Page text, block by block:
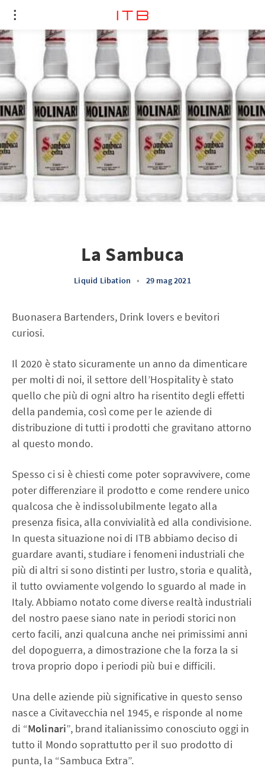
La Sambuca
Liquid Libation • 29 mag 2021
Buonasera Bartenders, Drink lovers e bevitori
curiosi.
Il 2020 è stato sicuramente un anno da dimenticare
per molti di noi, il settore dell’Hospitality è stato
quello che più di ogni altro ha risentito degli effetti
della pandemia, così come per le aziende di
distribuzione di tutti i prodotti che gravitano attorno
al questo mondo.
Spesso ci si è chiesti come poter sopravvivere, come
poter differenziare il prodotto e come rendere unico
qualcosa che è indissolubilmente legato alla
presenza fisica, alla convivialità ed alla condivisione.
In questa situazione noi di ITB abbiamo deciso di
guardare avanti, studiare i fenomeni industriali che
più di altri si sono distinti per lustro, storia e qualità,
il tutto ovviamente volgendo lo sguardo al made in
Italy. Abbiamo notato come diverse realtà industriali
del nostro paese siano nate in periodi storici non
certo facili, anzi qualcuna anche nei primissimi anni
del dopoguerra, a dimostrazione che la forza la si
trova proprio dopo i periodi più bui e difficili.
Una delle aziende più significative in questo senso
nasce a Civitavecchia nel 1945, e risponde al nome
di “Molinari”, brand italianissimo conosciuto oggi in
tutto il Mondo soprattutto per il suo prodotto di
punta, la “Sambuca Extra”.